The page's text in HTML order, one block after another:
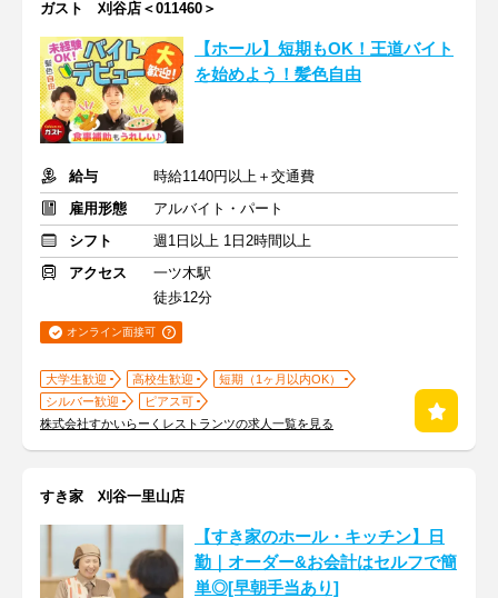
ガスト 刈谷店＜011460＞
【ホール】短期もOK！王道バイト
を始めよう！髪色自由
給与
時給1140円以上＋交通費
雇用形態
アルバイト・パート
シフト
週1日以上 1日2時間以上
アクセス
一ツ木駅
徒歩12分
オンライン面接可
大学生歓迎 高校生歓迎
短期（1ヶ月以内OK）
シルバー歓迎
ピアス可
株式会社すかいらーくレストランツの求人一覧を見る
すき家 刈谷一里山店
【すき家のホール・キッチン】日
勤｜オーダー&お会計はセルフで簡
単◎[早朝手当あり]